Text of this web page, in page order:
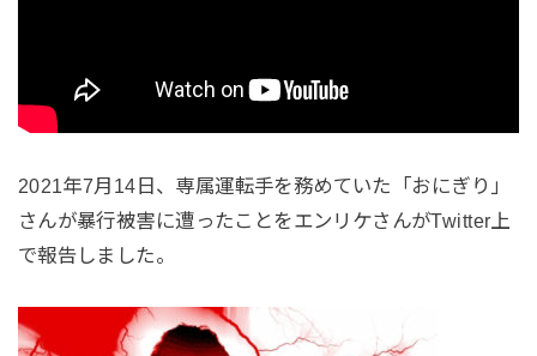
2021年7月14日、専属運転手を務めていた「おにぎり」
さんが暴行被害に遭ったことをエンリケさんがTwitter上
で報告しました。